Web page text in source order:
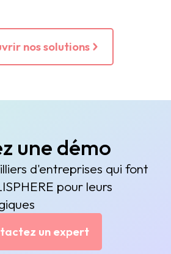
nos solutions
une démo
d'entreprises qui font
pour leurs
un expert